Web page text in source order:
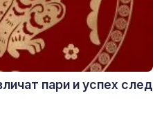
пари и успех след